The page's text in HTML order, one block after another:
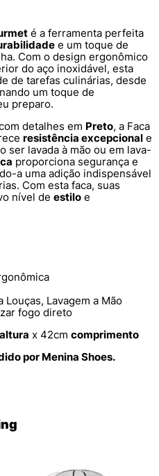
é a ferramenta perfeita
e um toque de
Com o design ergonômico
do aço inoxidável, esta
de tarefas culinárias, desde
um toque de
preparo.
detalhes em Preto, a Faca
resistência excepcional e
ser lavada à mão ou em lava-
proporciona segurança e
a uma adição indispensável
Com esta faca, suas
nível de estilo e
Louças, Lavagem a Mão
fogo direto
altura x 42cm comprimento
por Menina Shoes.